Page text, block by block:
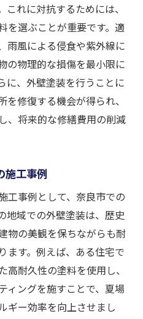
れに対抗するためには、
を選ぶことが重要です。適
雨風による侵食や紫外線に
の物理的な損傷を最小限に
に、外壁塗装を行うことに
修復する機会が得られ、
、将来的な修繕費用の削減
施工事例
工事例として、奈良市での
地域での外壁塗装は、歴史
物の美観を保ちながらも耐
ます。例えば、ある住宅で
耐久性の塗料を使用し、
ィングを施すことで、夏場
ギー効率を向上させまし